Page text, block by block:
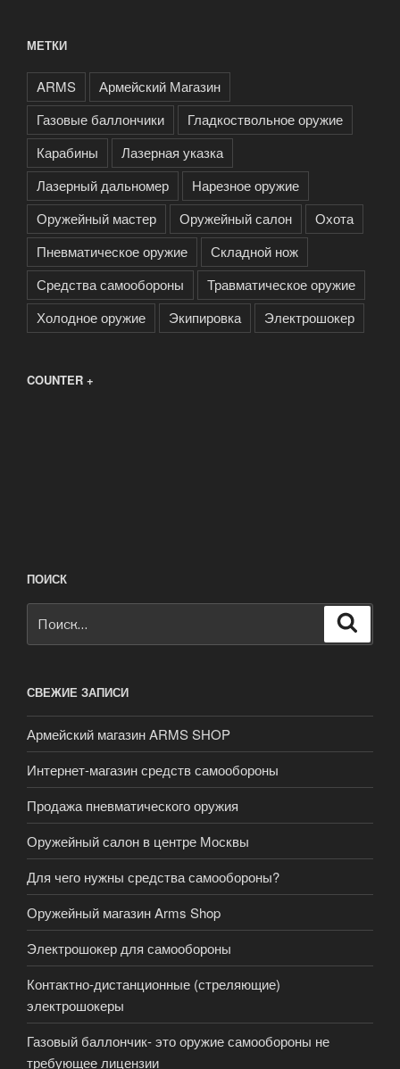
МЕТКИ
ARMS
Армейский Магазин
Газовые баллончики
Гладкоствольное оружие
Карабины
Лазерная указка
Лазерный дальномер
Нарезное оружие
Оружейный мастер
Оружейный салон
Охота
Пневматическое оружие
Складной нож
Средства самообороны
Травматическое оружие
Холодное оружие
Экипировка Электрошокер
COUNTER +
ПОИСК
СВЕЖИЕ ЗАПИСИ
Армейский магазин ARMS SHOP
Интернет-магазин средств самообороны
Продажа пневматического оружия
Оружейный салон в центре Москвы
Для чего нужны средства самообороны?
Оружейный магазин Arms Shop
Электрошокер для самообороны
Контактно-дистанционные (стреляющие)
электрошокеры
Газовый баллончик- это оружие самообороны не
требующее лицензии